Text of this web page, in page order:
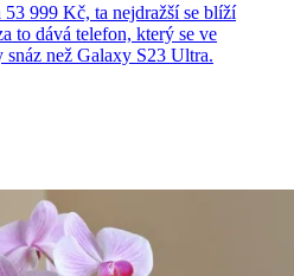
999 Kč, ta nejdražší se blíží
to dává telefon, který se ve
snáz než Galaxy S23 Ultra.